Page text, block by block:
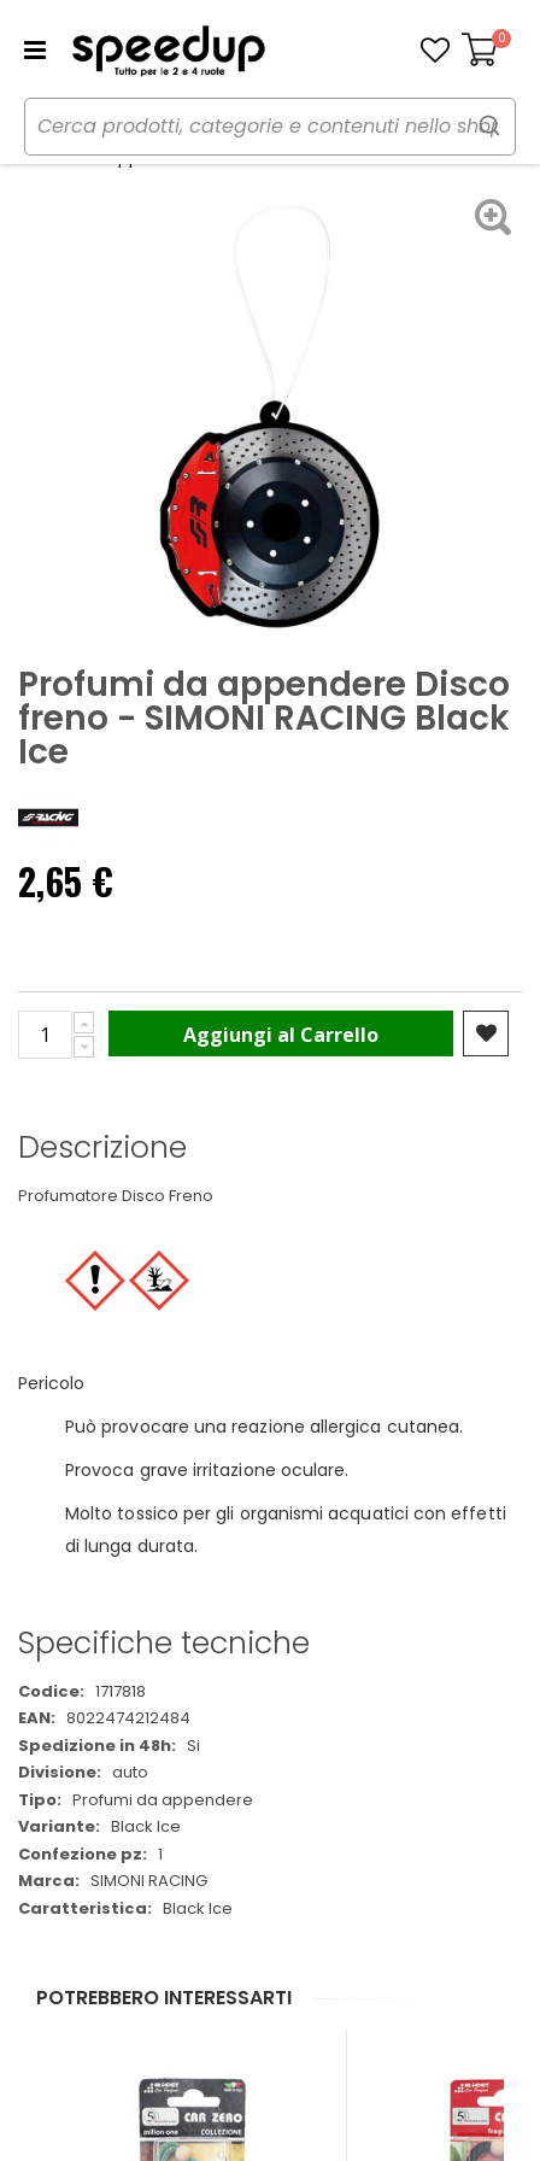
Carrello
0
Home Auto Cura dell'auto
Profumi
Profumi da appendere Disco freno - SIMONI RACING
Profumi da appendere Disco
freno - SIMONI RACING Black
Ice
2,65 €
Aggiungi al Carrello
Descrizione
Profumatore Disco Freno
Pericolo
Può provocare una reazione allergica cutanea.
Provoca grave irritazione oculare.
Molto tossico per gli organismi acquatici con effetti
di lunga durata.
Specifiche tecniche
Maggiori
Informazioni
1717818
8022474212484
Si
auto
Profumi da appendere
Black Ice
1
SIMONI RACING
Black Ice
POTREBBERO INTERESSARTI